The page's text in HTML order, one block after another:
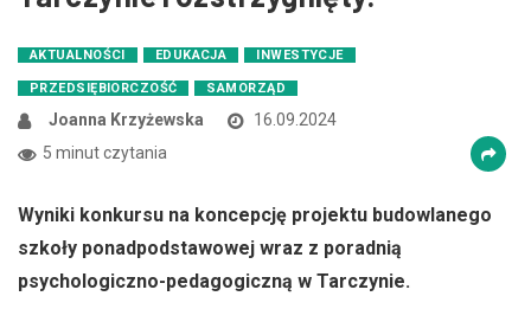
AKTUALNOŚCI EDUKACJA INWESTYCJE
PRZEDSIĘBIORCZOŚĆ SAMORZĄD
Joanna Krzyżewska
16.09.2024
5 minut czytania
Wyniki konkursu na koncepcję projektu budowlanego
szkoły ponadpodstawowej wraz z poradnią
psychologiczno-pedagogiczną w Tarczynie.